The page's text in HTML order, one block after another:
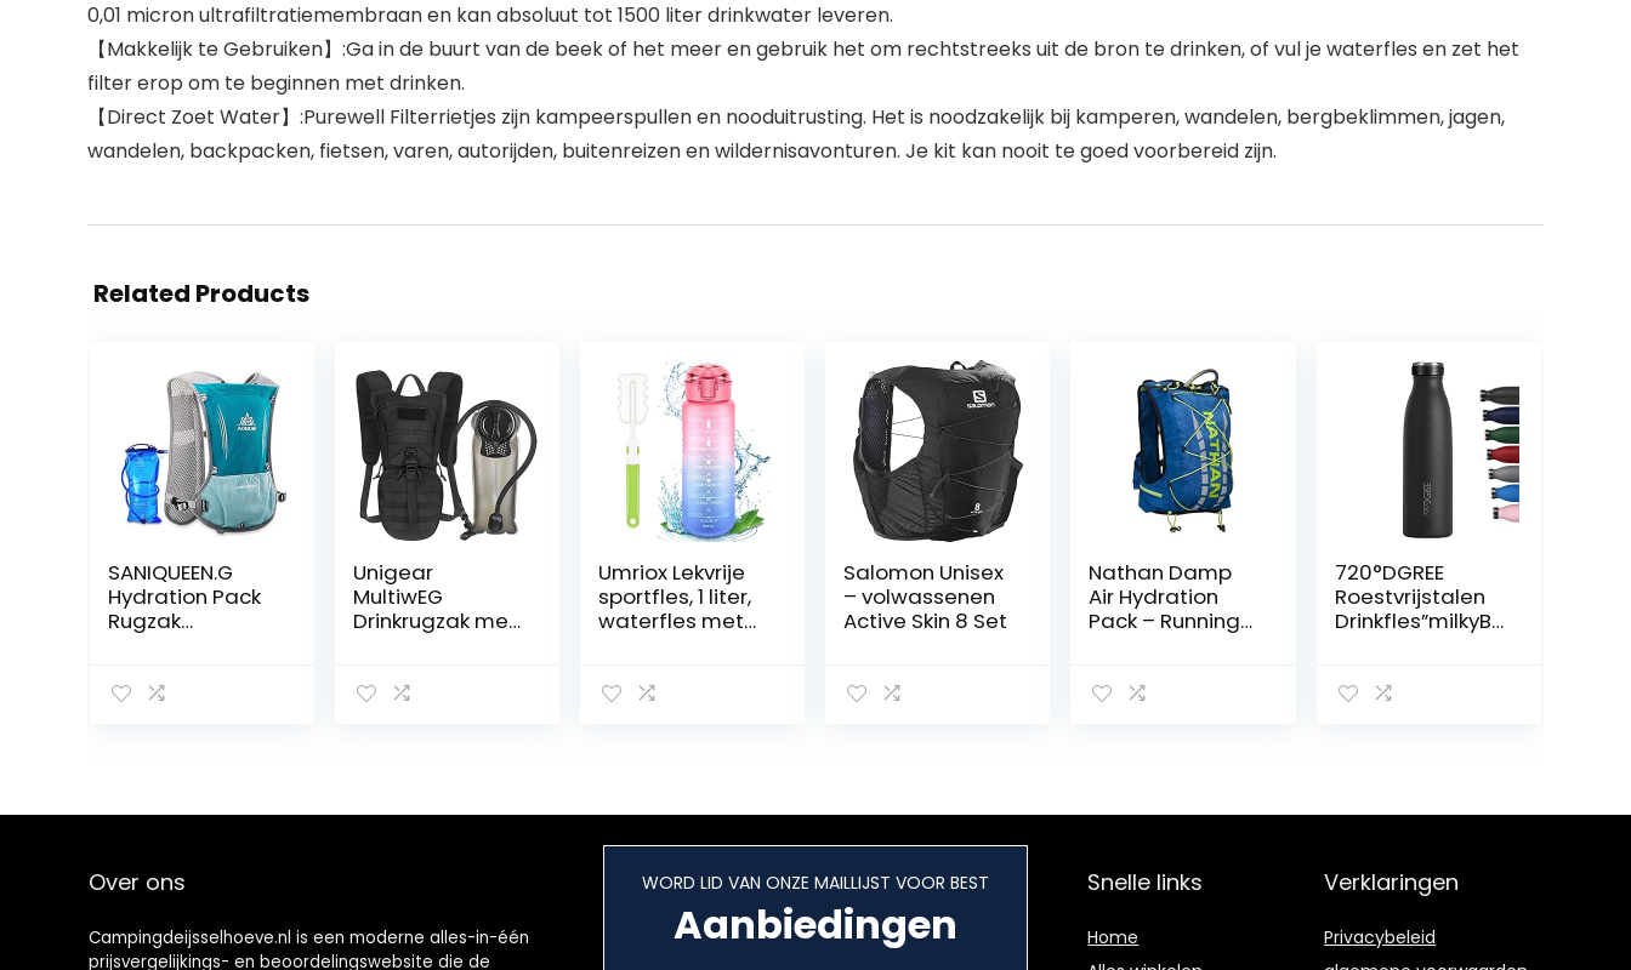
0,01 micron ultrafiltratiemembraan en kan absoluut tot 1500 liter drinkwater leveren.
【Makkelijk te Gebruiken】:Ga in de buurt van de beek of het meer en gebruik het om rechtstreeks uit de bron te drinken, of vul je waterfles en zet het
filter erop om te beginnen met drinken.
【Direct Zoet Water】:Purewell Filterrietjes zijn kampeerspullen en nooduitrusting. Het is noodzakelijk bij kamperen, wandelen, bergbeklimmen, jagen,
wandelen, backpacken, fietsen, varen, autorijden, buitenreizen en wildernisavonturen. Je kit kan nooit te goed voorbereid zijn.
Related Products
SANIQUEEN.G
Hydration Pack
Rugzak
Vest rugzak voor
Unigear
MultiwEG
Drinkrugzak met
hydratatie
trekking, fietsen,
Umriox Lekvrije
sportfles, 1 liter,
waterfles met
sportdrinkfles/fi
gym, fitness,
school (roze-
Salomon Unisex
– volwassenen
Active Skin 8 Set
Nathan Damp
Air Hydration
Pack – Running
Elektrisch Blauw
720°DGREE
Roestvrijstalen
Drinkfles”milkyBo
– BPA-Free,
voor Sport,
Camping
Over ons
Campingdeijsselhoeve.nl is een moderne alles-in-één
prijsvergelijkings- en beoordelingswebsite die de
WORD LID VAN ONZE MAILLIJST VOOR BEST
Aanbiedingen
Snelle links
Home
Verklaringen
Privacybeleid